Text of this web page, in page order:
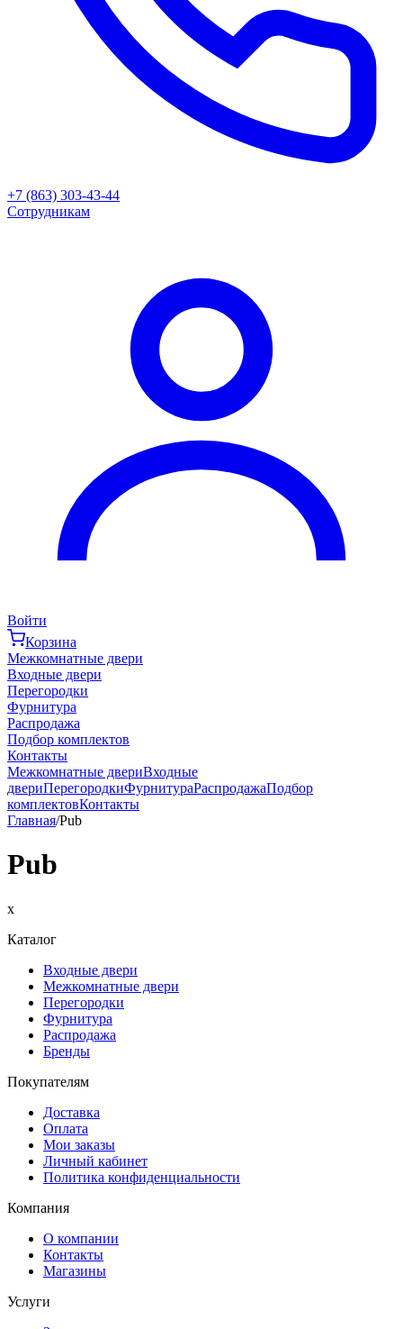
+7 (863) 303-43-44
Сотрудникам
Войти
Корзина
Межкомнатные двери
Входные двери
Перегородки
Фурнитура
Распродажа
Подбор комплектов
Контакты
Межкомнатные двериВходные
двериПерегородкиФурнитураРаспродажаПодбор
комплектовКонтакты
Главная/Pub
Pub
x
Каталог
Входные двери
Межкомнатные двери
Перегородки
Фурнитура
Распродажа
Бренды
Покупателям
Доставка
Оплата
Мои заказы
Личный кабинет
Политика конфиденциальности
Компания
О компании
Контакты
Магазины
Услуги